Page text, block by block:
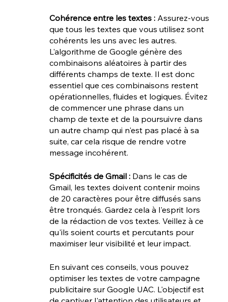
Cohérence entre les textes : Assurez-vous
que tous les textes que vous utilisez sont
cohérents les uns avec les autres.
L'algorithme de Google génère des
combinaisons aléatoires à partir des
différents champs de texte. Il est donc
essentiel que ces combinaisons restent
opérationnelles, fluides et logiques. Évitez
de commencer une phrase dans un
champ de texte et de la poursuivre dans
un autre champ qui n'est pas placé à sa
suite, car cela risque de rendre votre
message incohérent.
Spécificités de Gmail : Dans le cas de
Gmail, les textes doivent contenir moins
de 20 caractères pour être diffusés sans
être tronqués. Gardez cela à l'esprit lors
de la rédaction de vos textes. Veillez à ce
qu'ils soient courts et percutants pour
maximiser leur visibilité et leur impact.
En suivant ces conseils, vous pouvez
optimiser les textes de votre campagne
publicitaire sur Google UAC. L'objectif est